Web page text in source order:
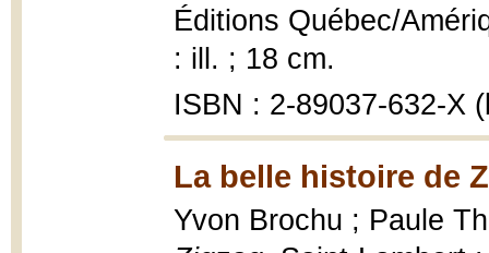
Éditions Québec/
: ill. ; 18 cm.
ISBN : 2-89037-632-X
La belle histoire de
Yvon Brochu ; Paule